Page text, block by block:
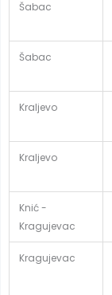
Šabac
Šabac
Kraljevo
Kraljevo
Knić -
Kragujevac
Kragujevac